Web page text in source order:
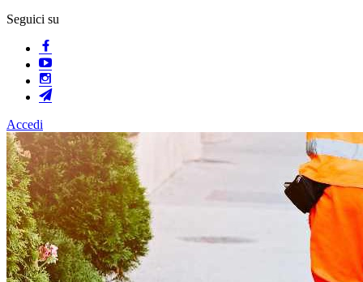
Seguici su
Accedi